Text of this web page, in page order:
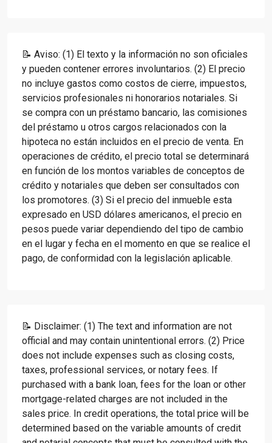
📝 Aviso: (1) El texto y la información no son oficiales
y pueden contener errores involuntarios. (2) El precio
no incluye gastos como costos de cierre, impuestos,
servicios profesionales ni honorarios notariales. Si
se compra con un préstamo bancario, las comisiones
del préstamo u otros cargos relacionados con la
hipoteca no están incluidos en el precio de venta. En
operaciones de crédito, el precio total se determinará
en función de los montos variables de conceptos de
crédito y notariales que deben ser consultados con
los promotores. (3) Si el precio del inmueble esta
expresado en USD dólares americanos, el precio en
pesos puede variar dependiendo del tipo de cambio
en el lugar y fecha en el momento en que se realice el
pago, de conformidad con la legislación aplicable.
📝 Disclaimer: (1) The text and information are not
official and may contain unintentional errors. (2) Price
does not include expenses such as closing costs,
taxes, professional services, or notary fees. If
purchased with a bank loan, fees for the loan or other
mortgage-related charges are not included in the
sales price. In credit operations, the total price will be
determined based on the variable amounts of credit